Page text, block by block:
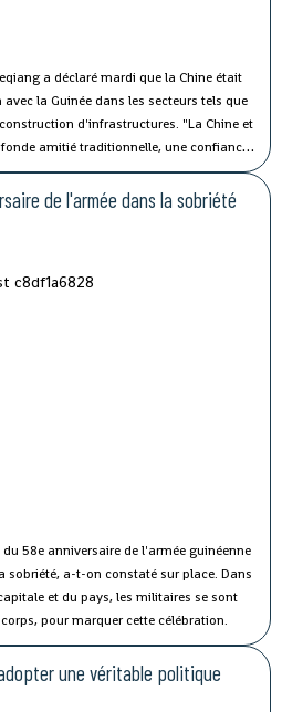
a déclaré mardi que la Chine était
la Guinée dans les secteurs tels que
d'infrastructures. "La Chine et
amitié traditionnelle, une confiance
fructueuse", a affirmé M. Li lors de sa
Alpha Condé à Beijing.
de l'armée dans la sobriété
58e anniversaire de l'armée guinéenne
sobriété, a-t-on constaté sur place. Dans
et du pays, les militaires se sont
pour marquer cette célébration.
une véritable politique